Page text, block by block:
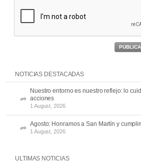
NOTICIAS DESTACADAS
Nuestro entorno es nuestro reflejo: lo
acciones
1 August, 2026
Agosto: Honramos a San Martín y
1 August, 2026
ULTIMAS NOTICIAS